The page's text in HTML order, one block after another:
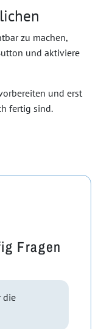
zu machen,
und aktiviere
und erst
fertig sind.
Fragen
die